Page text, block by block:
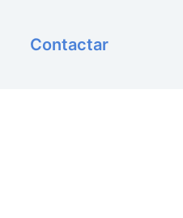
Contactar